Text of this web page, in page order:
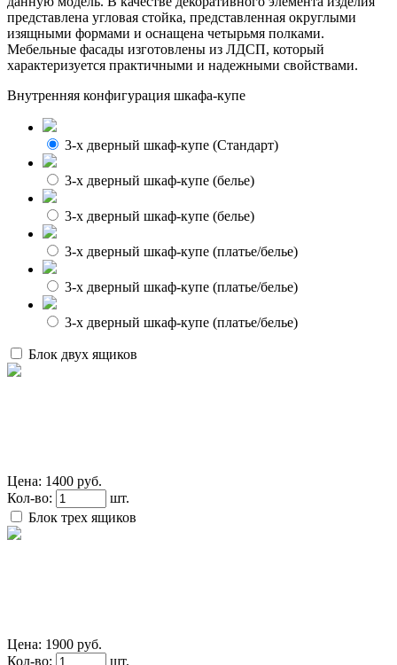
представлена угловая стойка, представленная округлыми
изящными формами и оснащена четырьмя полками.
Мебельные фасады изготовлены из ЛДСП, который
характеризуется практичными и надежными свойствами.
Внутренняя конфигурация шкафа-купе
3-х дверный шкаф-купе (Cтандарт)
3-х дверный шкаф-купе (белье)
3-х дверный шкаф-купе (белье)
3-х дверный шкаф-купе (платье/белье)
3-х дверный шкаф-купе (платье/белье)
3-х дверный шкаф-купе (платье/белье)
Блок двух ящиков
Цена: 1400 руб.
Кол-во:
шт.
Блок трех ящиков
Цена: 1900 руб.
Кол-во:
шт.